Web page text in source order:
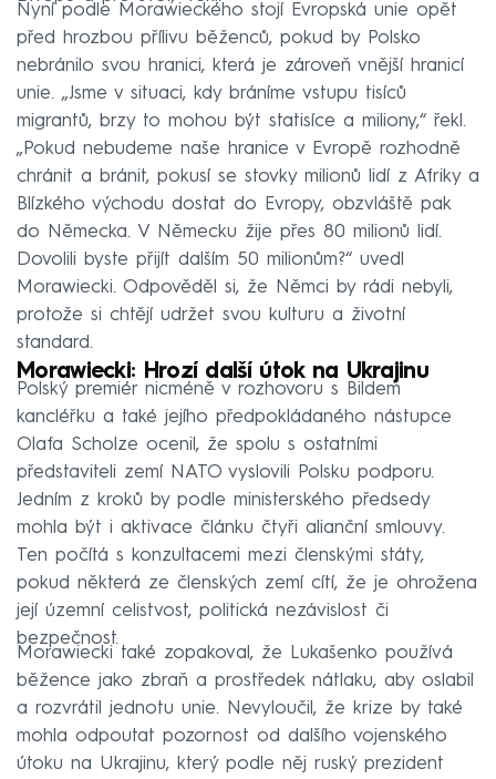
Nyní podle Morawieckého stojí Evropská unie opět
před hrozbou přílivu běženců, pokud by Polsko
nebránilo svou hranici, která je zároveň vnější hranicí
unie. „Jsme v situaci, kdy bráníme vstupu tisíců
migrantů, brzy to mohou být statisíce a miliony,“ řekl.
„Pokud nebudeme naše hranice v Evropě rozhodně
chránit a bránit, pokusí se stovky milionů lidí z Afriky a
Blízkého východu dostat do Evropy, obzvláště pak
do Německa. V Německu žije přes 80 milionů lidí.
Dovolili byste přijít dalším 50 milionům?“ uvedl
Morawiecki. Odpověděl si, že Němci by rádi nebyli,
protože si chtějí udržet svou kulturu a životní
standard.
Morawiecki: Hrozí další útok na Ukrajinu
Polský premiér nicméně v rozhovoru s Bildem
kancléřku a také jejího předpokládaného nástupce
Olafa Scholze ocenil, že spolu s ostatními
představiteli zemí NATO vyslovili Polsku podporu.
Jedním z kroků by podle ministerského předsedy
mohla být i aktivace článku čtyři alianční smlouvy.
Ten počítá s konzultacemi mezi členskými státy,
pokud některá ze členských zemí cítí, že je ohrožena
její územní celistvost, politická nezávislost či
bezpečnost.
Morawiecki také zopakoval, že Lukašenko používá
běžence jako zbraň a prostředek nátlaku, aby oslabil
a rozvrátil jednotu unie. Nevyloučil, že krize by také
mohla odpoutat pozornost od dalšího vojenského
útoku na Ukrajinu, který podle něj ruský prezident